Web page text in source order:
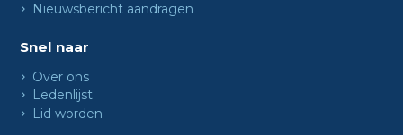
Nieuwsbericht aandragen
Snel naar
Over ons
Ledenlijst
Lid worden